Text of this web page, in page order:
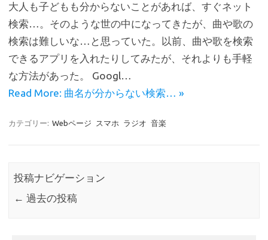
e
b
o
o
k
it
te
r
e
n
a
大人も子どもも分からないことがあれば、すぐネット
検索…。そのような世の中になってきたが、曲や歌の
検索は難しいな…と思っていた。以前、曲や歌を検索
できるアプリを入れたりしてみたが、それよりも手軽
な方法があった。 Googl…
Read More: 曲名が分からない検索… »
カテゴリー: Webページ スマホ ラジオ 音楽
投稿ナビゲーション
← 過去の投稿